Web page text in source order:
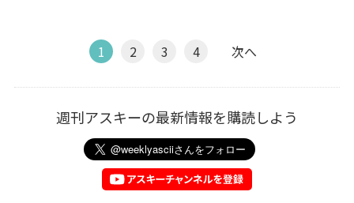
1 2 3 4 次へ
週刊アスキーの最新情報を購読しよう